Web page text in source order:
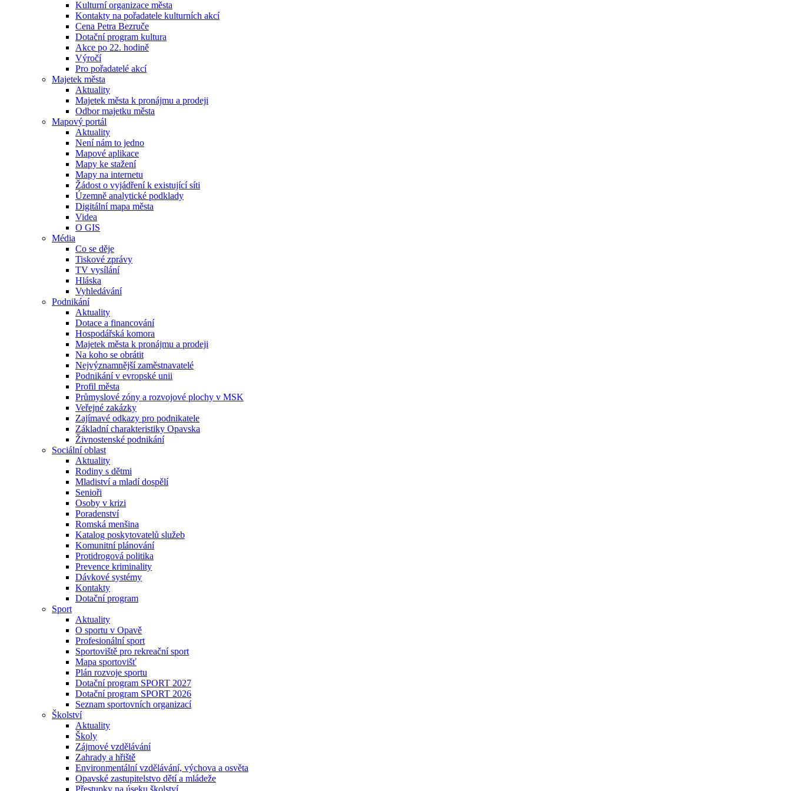
Kulturní organizace města
Kontakty na pořadatele kulturních akcí
Cena Petra Bezruče
Dotační program kultura
Akce po 22. hodině
Výročí
Pro pořadatelé akcí
Majetek města
Aktuality
Majetek města k pronájmu a prodeji
Odbor majetku města
Mapový portál
Aktuality
Není nám to jedno
Mapové aplikace
Mapy ke stažení
Mapy na internetu
Žádost o vyjádření k existující síti
Územně analytické podklady
Digitální mapa města
Videa
O GIS
Média
Co se děje
Tiskové zprávy
TV vysílání
Hláska
Vyhledávání
Podnikání
Aktuality
Dotace a financování
Hospodářská komora
Majetek města k pronájmu a prodeji
Na koho se obrátit
Nejvýznamnější zaměstnavatelé
Podnikání v evropské unii
Profil města
Průmyslové zóny a rozvojové plochy v MSK
Veřejné zakázky
Zajímavé odkazy pro podnikatele
Základní charakteristiky Opavska
Živnostenské podnikání
Sociální oblast
Aktuality
Rodiny s dětmi
Mladiství a mladí dospělí
Senioři
Osoby v krizi
Poradenství
Romská menšina
Katalog poskytovatelů služeb
Komunitní plánování
Protidrogová politika
Prevence kriminality
Dávkové systémy
Kontakty
Dotační program
Sport
Aktuality
O sportu v Opavě
Profesionální sport
Sportoviště pro rekreační sport
Mapa sportovišť
Plán rozvoje sportu
Dotační program SPORT 2027
Dotační program SPORT 2026
Seznam sportovních organizací
Školství
Aktuality
Školy
Zájmové vzdělávání
Zahrady a hřiště
Environmentální vzdělávání, výchova a osvěta
Opavské zastupitelstvo dětí a mládeže